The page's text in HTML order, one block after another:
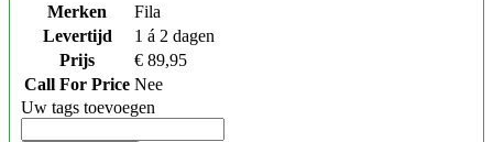
Merken
Fila
Levertijd
1 á 2 dagen
Prijs
€ 89,95
Call For Price Nee
Uw tags toevoegen